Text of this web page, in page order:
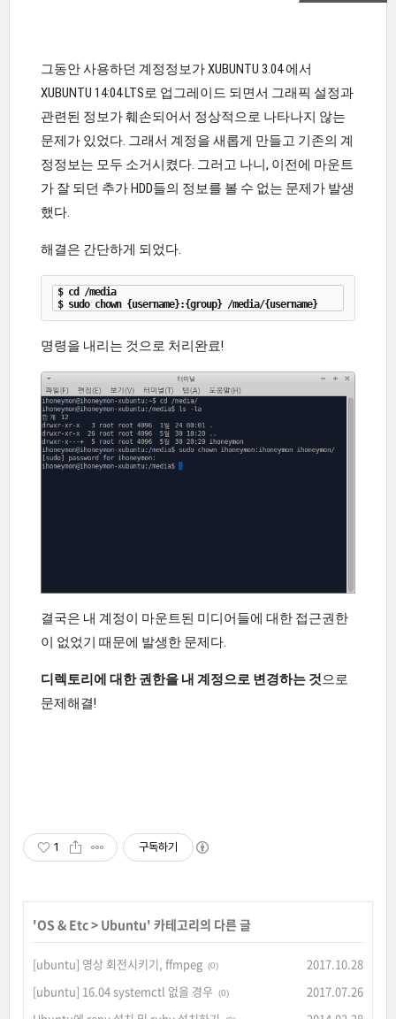
그동안 사용하던 계정정보가 XUBUNTU 3.04 에서
XUBUNTU 14:04 LTS로 업그레이드 되면서 그래픽 설정과
관련된 정보가 훼손되어서 정상적으로 나타나지 않는
문제가 있었다. 그래서 계정을 새롭게 만들고 기존의 계
정정보는 모두 소거시켰다. 그러고 나니, 이전에 마운트
가 잘 되던 추가 HDD들의 정보를 볼 수 없는 문제가 발생
했다.
해결은 간단하게 되었다.
$ cd /media
명령을 내리는 것으로 처리완료!
결국은 내 계정이 마운트된 미디어들에 대한 접근권한
이 없었기 때문에 발생한 문제다.
디렉토리에 대한 권한을 내 계정으로 변경하는 것으로
문제해결!
1 구독하기
'OS & Etc> Ubuntu' 카테고리의 다른 글
[ubuntu] 영상 회전시키기, ffmpeg (0)
2017.10.28
[ubuntu] 16.04 systemctl 없을 경우
(0)
2017.07.26